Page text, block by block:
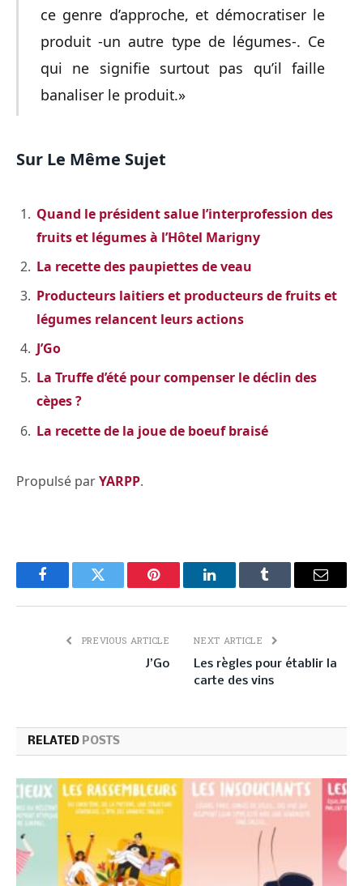
ce genre d’approche, et démocratiser le
produit -un autre type de légumes-. Ce
qui ne signifie surtout pas qu’il faille
banaliser le produit.»
Sur Le Même Sujet
Quand le président salue l’interprofession des
fruits et légumes à l’Hôtel Marigny
La recette des paupiettes de veau
Producteurs laitiers et producteurs de fruits et
légumes relancent leurs actions
J’Go
La Truffe d’été pour compenser le déclin des
cèpes ?
La recette de la joue de boeuf braisé
Propulsé parYARPP.
FacebookTwitter Pinterest LinkedInTumblr Email
PREVIOUS ARTICLE
J’Go
NEXT ARTICLE
Les règles pour établir la
carte des vins
RELATED POSTS